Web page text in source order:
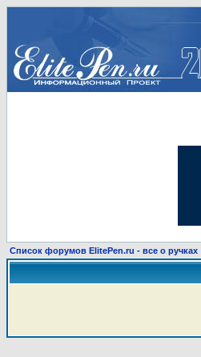
Список форумов ElitePen.ru - все о ручках